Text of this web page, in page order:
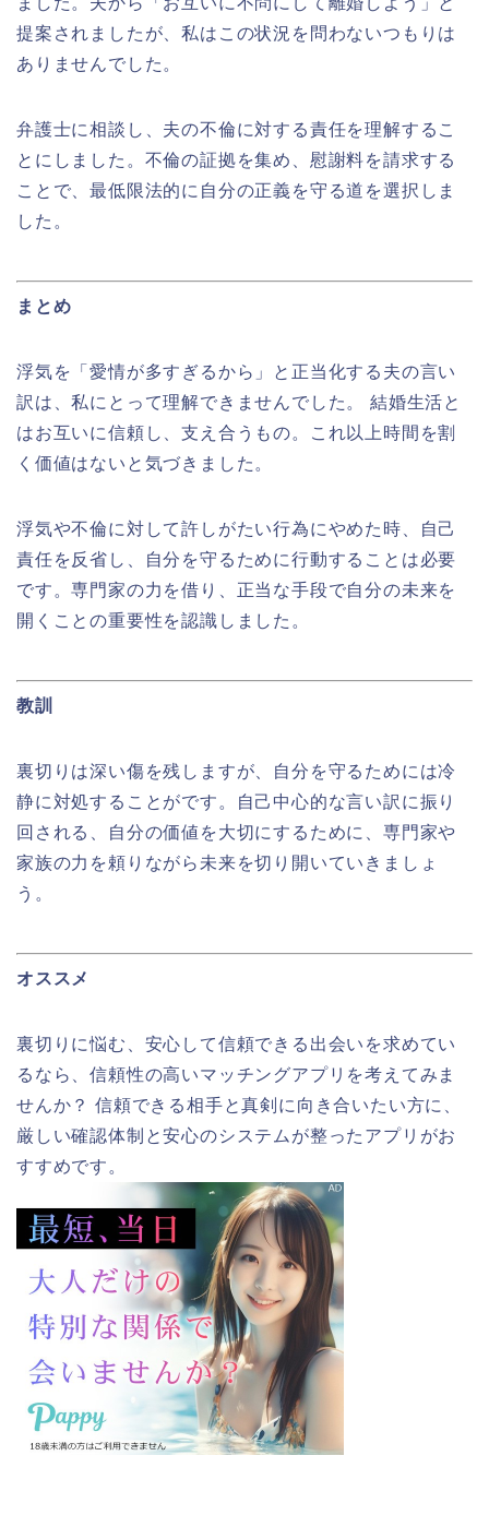
提案されましたが、私はこの状況を問わないつもりは
ありませんでした。
弁護士に相談し、夫の不倫に対する責任を理解するこ
とにしました。不倫の証拠を集め、慰謝料を請求する
ことで、最低限法的に自分の正義を守る道を選択しま
した。
まとめ
浮気を「愛情が多すぎるから」と正当化する夫の言い
訳は、私にとって理解できませんでした。 結婚生活と
はお互いに信頼し、支え合うもの。これ以上時間を割
く価値はないと気づきました。
浮気や不倫に対して許しがたい行為にやめた時、自己
責任を反省し、自分を守るために行動することは必要
です。専門家の力を借り、正当な手段で自分の未来を
開くことの重要性を認識しました。
教訓
裏切りは深い傷を残しますが、自分を守るためには冷
静に対処することがです。自己中心的な言い訳に振り
回される、自分の価値を大切にするために、専門家や
家族の力を頼りながら未来を切り開いていきましょ
う。
オススメ
裏切りに悩む、安心して信頼できる出会いを求めてい
るなら、信頼性の高いマッチングアプリを考えてみま
せんか？ 信頼できる相手と真剣に向き合いたい方に、
厳しい確認体制と安心のシステムが整ったアプリがお
すすめです。